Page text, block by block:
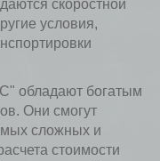
скоростной
условия,
обладают богатым
Они смогут
сложных и
стоимости